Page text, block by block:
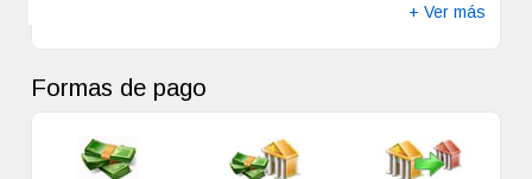
de la convergencia de culturas europeas, africanas y
amerindias. Salvador se caracteriza por el mestizaje
manifestaciones (folklore, gastronomía, artesanía, etc).
+ Ver más
Formas de pago